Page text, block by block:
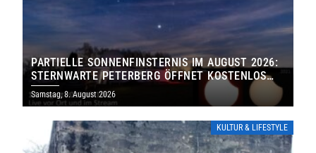
PARTIELLE SONNENFINSTERNIS IM AUGUST 2026:
STERNWARTE PETERBERG ÖFFNET KOSTENLOS
IHRE TORE
Samstag, 8. August 2026
KULTUR & LIFESTYLE